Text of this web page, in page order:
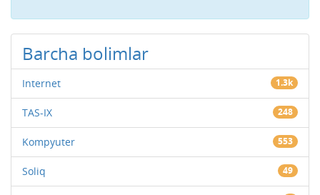
Barcha bolimlar
Internet 1.3k
TAS-IX 248
Kompyuter 553
Soliq 49